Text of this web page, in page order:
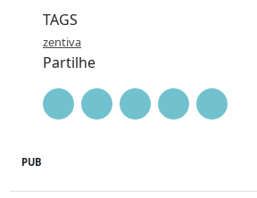
TAGS
zentiva
Partilhe
PUB